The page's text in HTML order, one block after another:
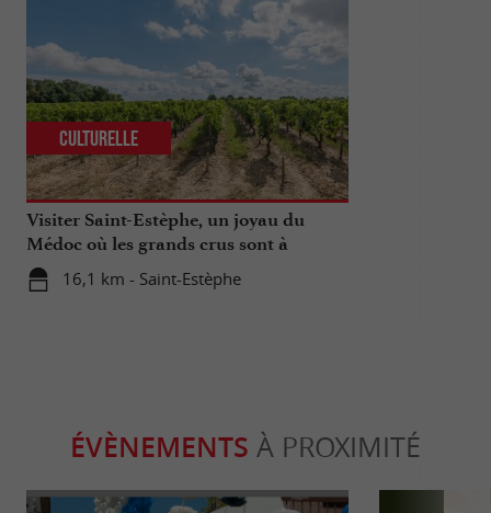
Visiter Saint-Estèphe, un joyau du
Médoc où les grands crus sont à
l’honneur
16,1 km - Saint-Estèphe
Culturelle
ÉVÈNEMENTS À PROXIMITÉ